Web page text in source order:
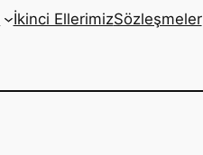
İkinci EllerimizSözleşmeler